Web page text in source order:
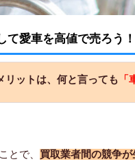
て愛車を高値で売ろう！
リットは、何と言っても
とで、 買取業者間の競争が